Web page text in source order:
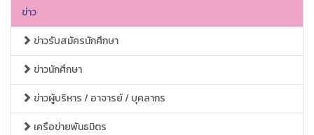
ข่าว
ข่าวรับสมัครนักศึกษา
ข่าวนักศึกษา
ข่าวผู้บริหาร / อาจารย์ / บุคลากร
เครือข่ายพันธมิตร